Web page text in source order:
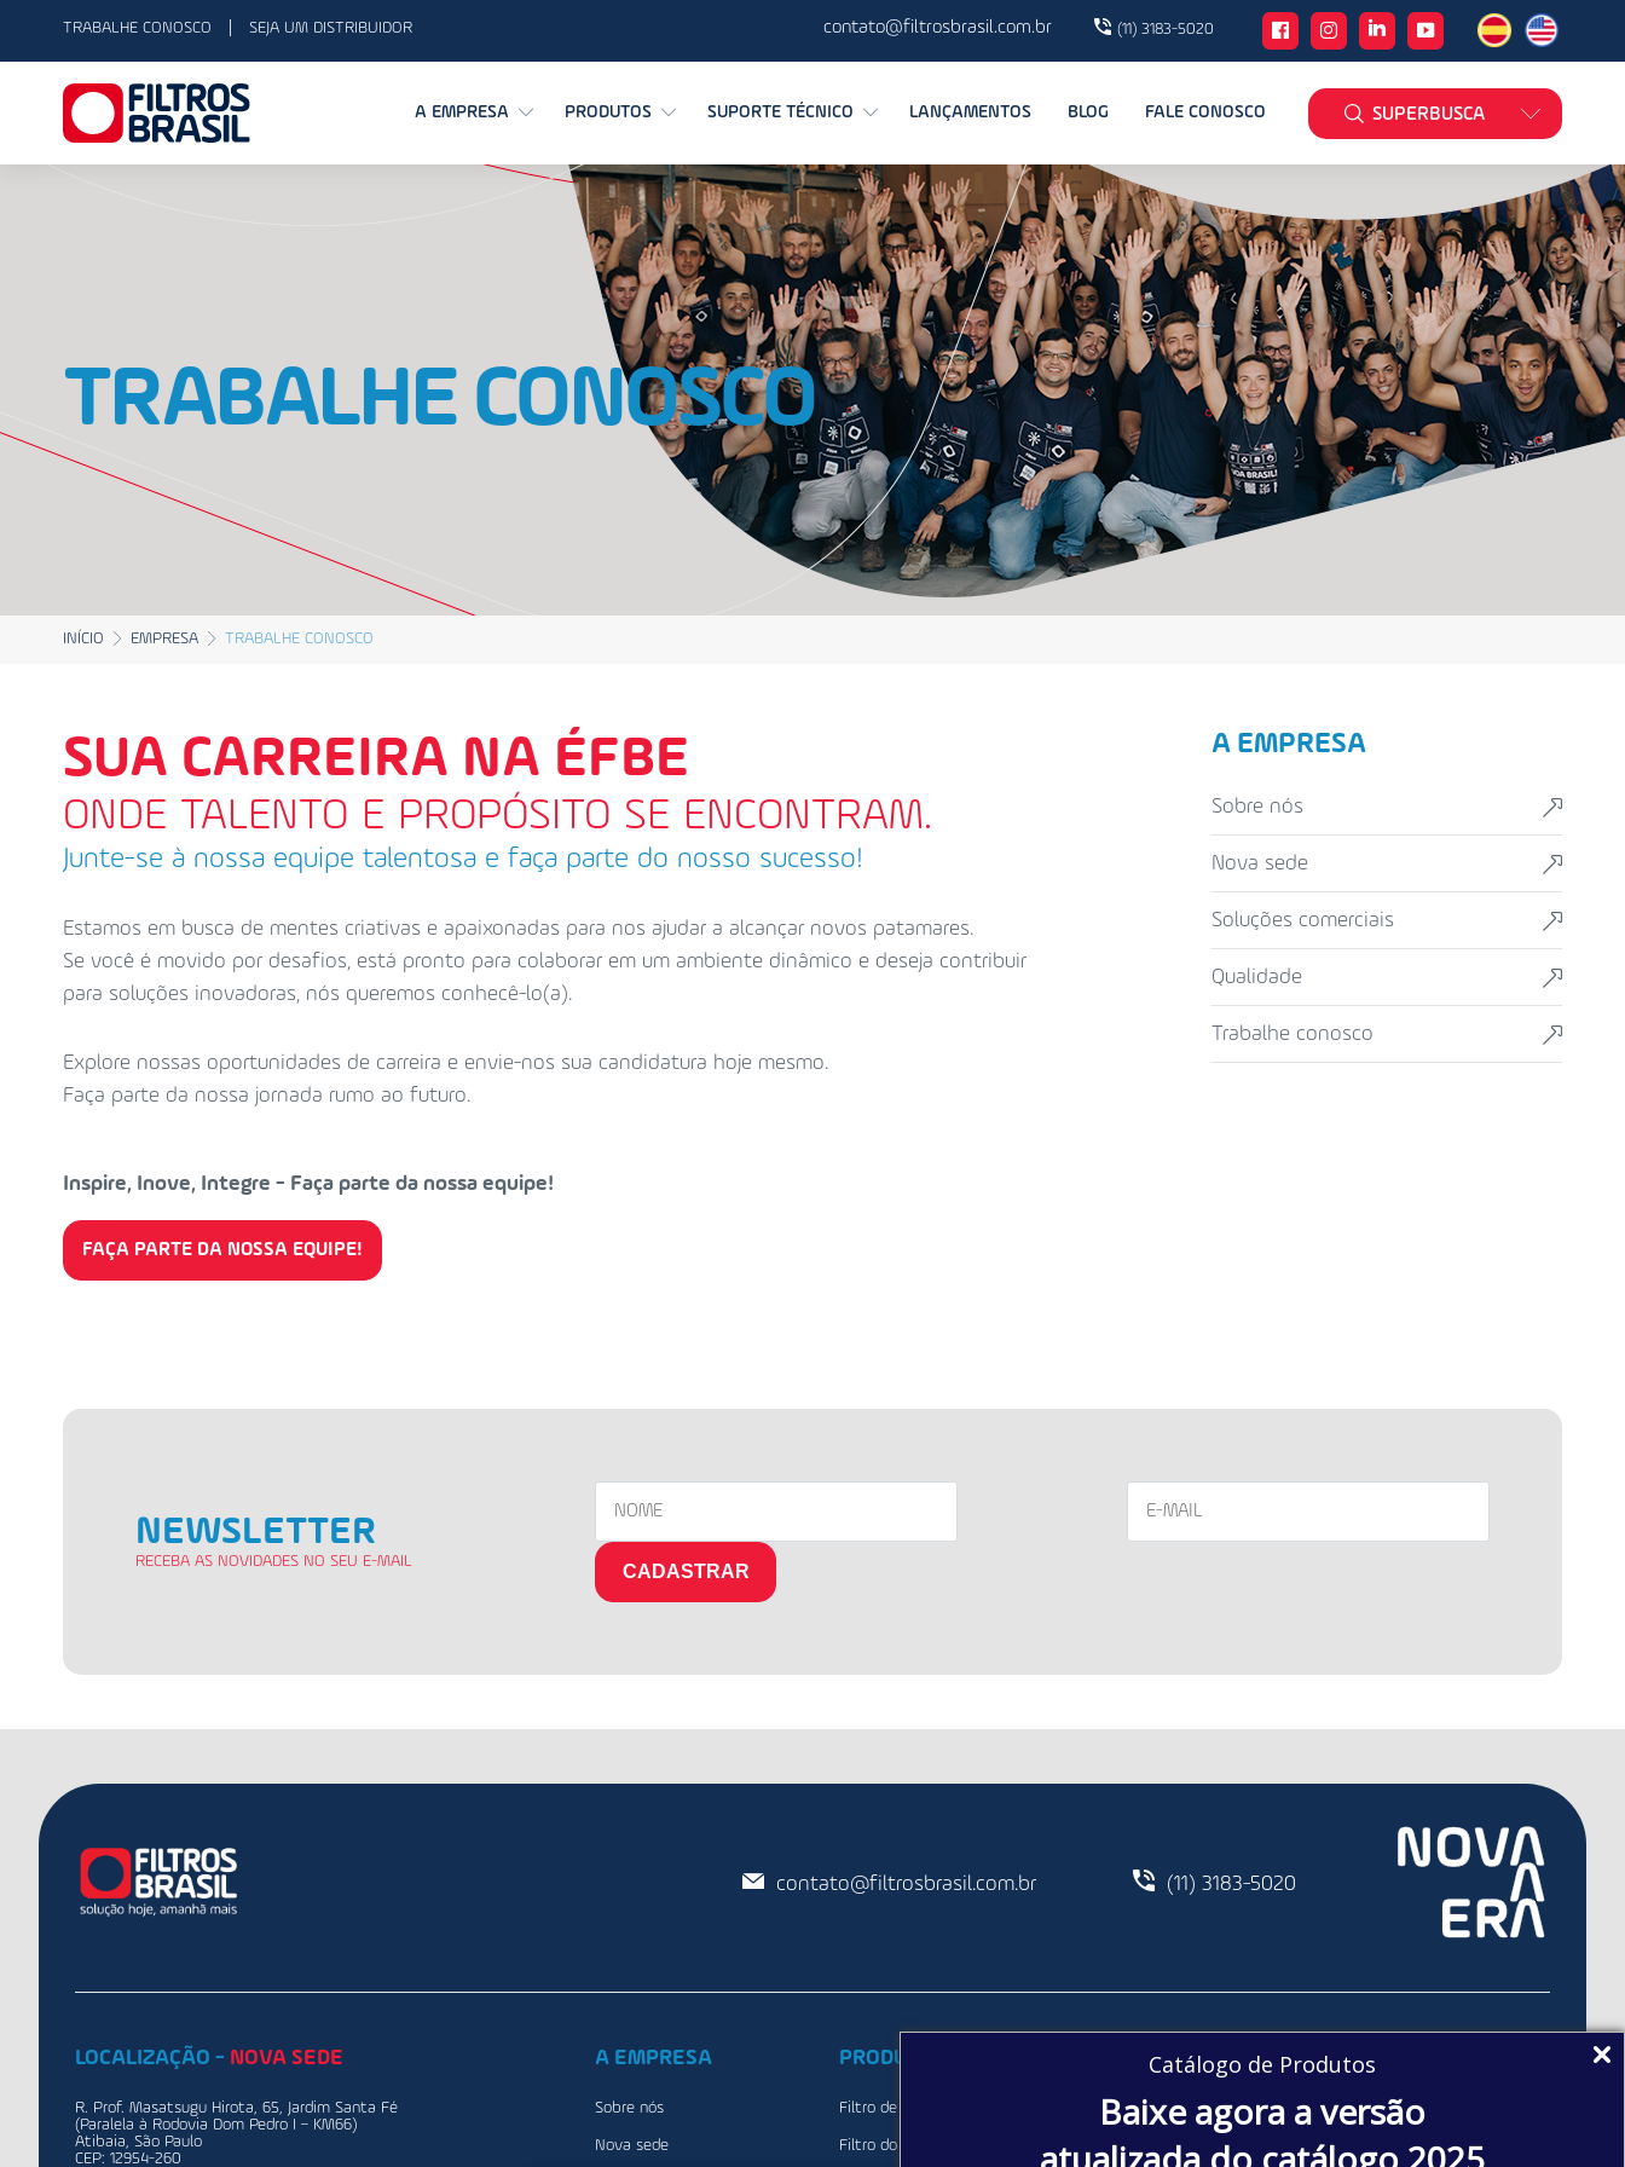
Catálogo de Produtos
Baixe agora a versão
TRABALHE CONOSCO SEJA UM DISTRIBUIDOR contato@filtrosbrasil.com.br (11) 3183-5020
A EMPRESA PRODUTOS SUPORTE TÉCNICO LANÇAMENTOS BLOG FALE CONOSCO SUPERBUSCA
TRABALHE CONOSCO
INÍCIO EMPRESA TRABALHE CONOSCO
SUA CARREIRA NA ÉFBE
ONDE TALENTO E PROPÓSITO SE ENCONTRAM.
Junte-se à nossa equipe talentosa e faça parte do nosso sucesso!
Estamos em busca de mentes criativas e apaixonadas para nos ajudar a alcançar novos patamares.
Se você é movido por desafios, está pronto para colaborar em um ambiente dinâmico e deseja contribuir
para soluções inovadoras, nós queremos conhecê-lo(a).
Explore nossas oportunidades de carreira e envie-nos sua candidatura hoje mesmo.
Faça parte da nossa jornada rumo ao futuro.
Inspire, Inove, Integre - Faça parte da nossa equipe!
FAÇA PARTE DA NOSSA EQUIPE!
A EMPRESA
sobre nós
nova sede
soluções comerciais
qualidade
trabalhe conosco
NEWSLETTER
RECEBA AS NOVIDADES NO SEU E-MAIL CADASTRAR
contato@filtrosbrasil.com.br (11) 3183-5020
LOCALIZAÇÃO - NOVA SEDE
R. Prof. Masatsugu Hirota, 65, Jardim Santa Fé
(Paralela à Rodovia Dom Pedro I – KM66)
Atibaia, São Paulo
CEP: 12954-260
A EMPRESA
Sobre nós
Nova sede
PRODUTOS
Filtro de cabine
Filtro do combustível
SUPORTE TÉCNICO
Promotor Técnico
Assistência técnica